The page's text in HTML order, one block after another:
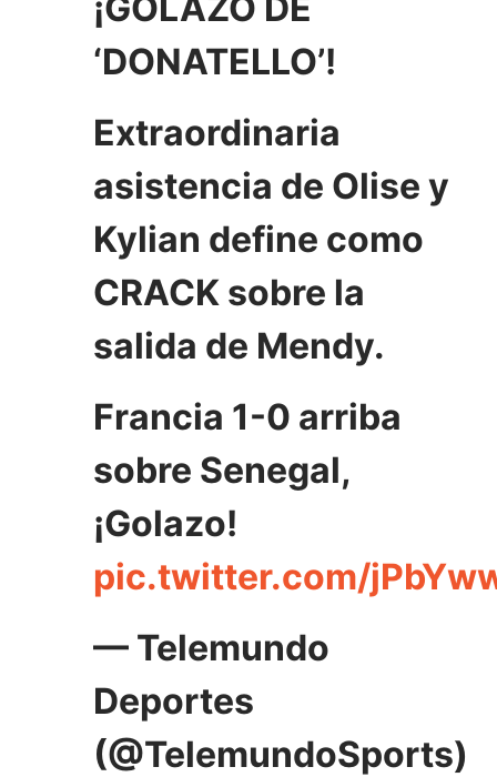
‘DONATELLO’!
Extraordinaria
asistencia de Olise y
Kylian define como
CRACK sobre la
salida de Mendy.
Francia 1-0 arriba
sobre Senegal,
¡Golazo!
pic.twitter.com/
— Telemundo
Deportes
(@TelemundoSports)